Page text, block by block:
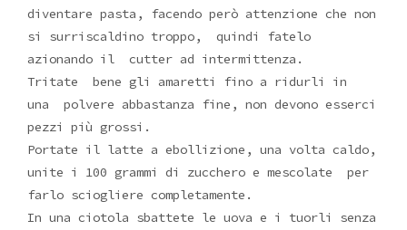
diventare pasta, facendo però attenzione che non
si surriscaldino troppo, quindi fatelo
azionando il cutter ad intermittenza.
Tritate bene gli amaretti fino a ridurli in
una polvere abbastanza fine, non devono esserci
pezzi più grossi.
Portate il latte a ebollizione, una volta caldo,
unite i 100 grammi di zucchero e mescolate per
farlo sciogliere completamente.
In una ciotola sbattete le uova e i tuorli senza